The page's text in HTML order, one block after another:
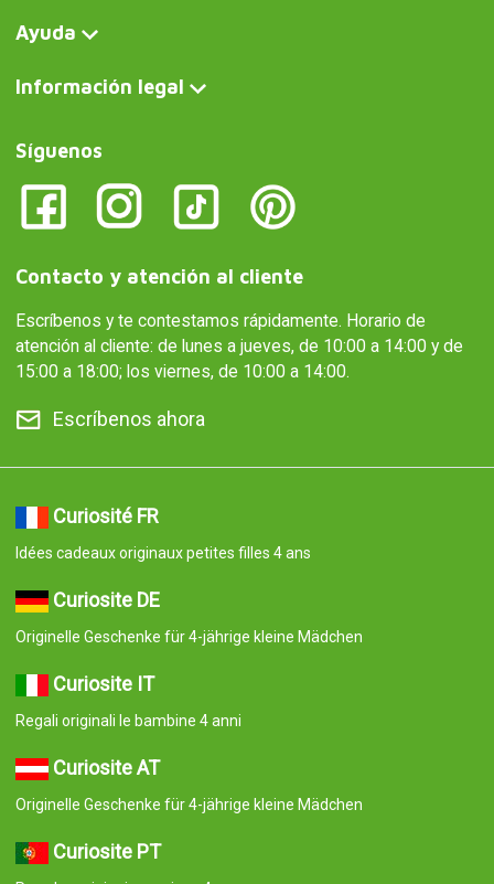
Ayuda
Información legal
Síguenos
Contacto y atención al cliente
Escríbenos y te contestamos rápidamente. Horario de
atención al cliente: de lunes a jueves, de 10:00 a 14:00 y de
15:00 a 18:00; los viernes, de 10:00 a 14:00.
Escríbenos ahora
Curiosité FR
Idées cadeaux originaux petites filles 4 ans
Curiosite DE
Originelle Geschenke für 4-jährige kleine Mädchen
Curiosite IT
Regali originali le bambine 4 anni
Curiosite AT
Originelle Geschenke für 4-jährige kleine Mädchen
Curiosite PT